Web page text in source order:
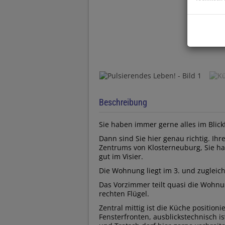
Beschreibung
Sie haben immer gerne alles im
Dann sind Sie hier genau richtig.
Zentrums von Klosterneuburg, Sie
gut im Visier.
Die Wohnung liegt im 3. und
Das Vorzimmer teilt quasi die
rechten Flügel.
Zentral mittig ist die Küche
Fensterfronten, ausblickstechnisch